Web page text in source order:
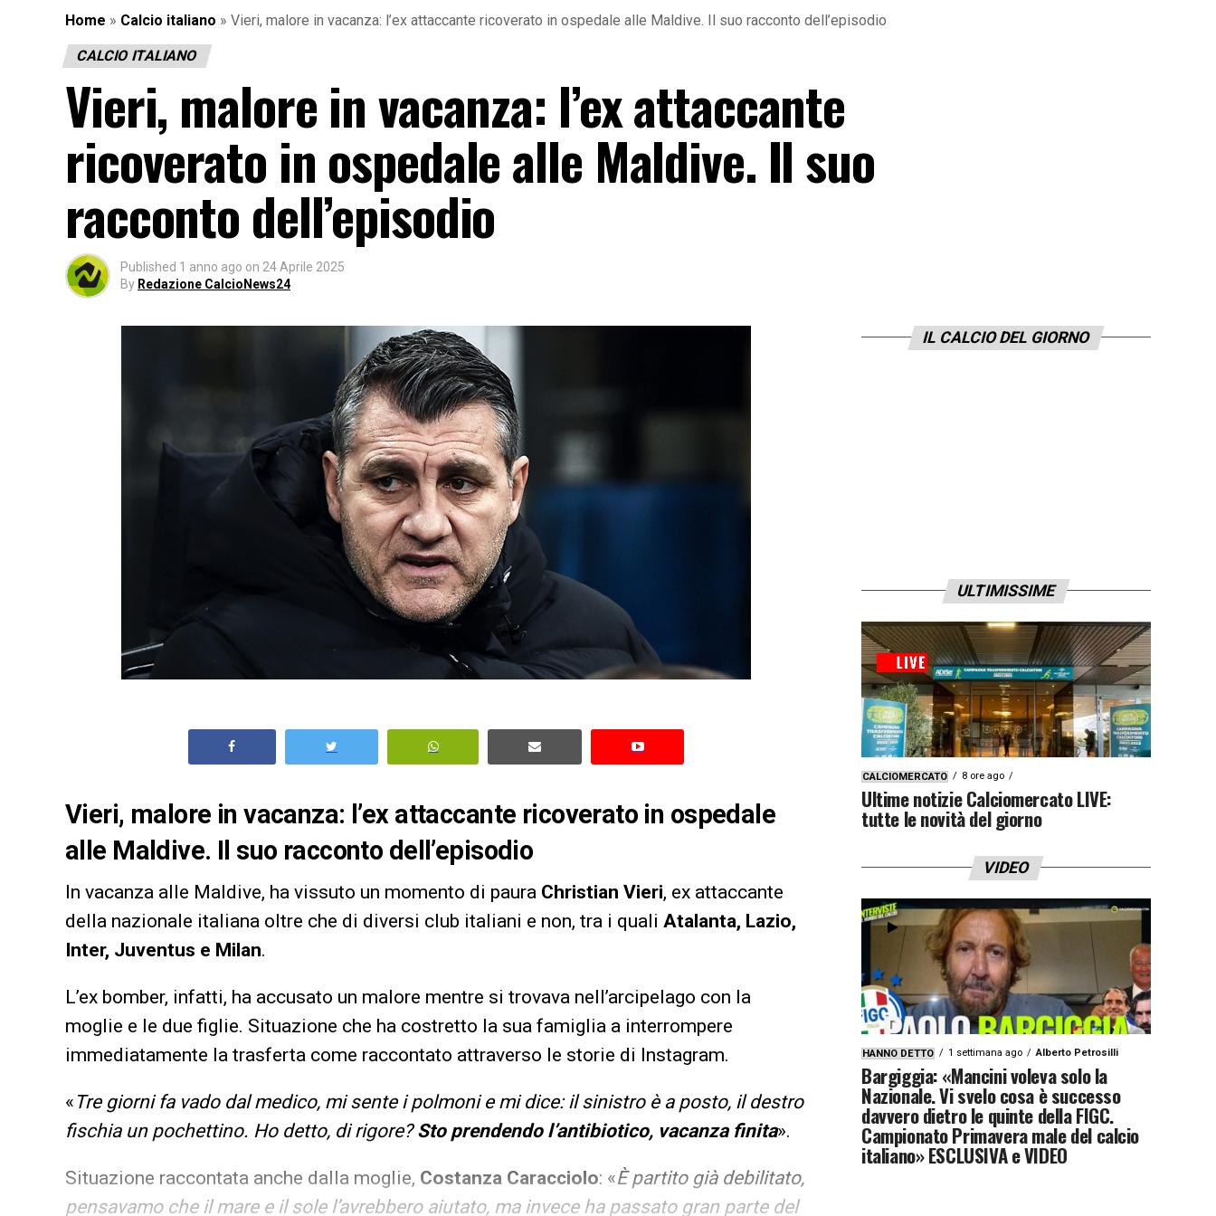
Home » Calcio italiano » Vieri, malore in vacanza: l’ex attaccante ricoverato in ospedale alle Maldive. Il suo racconto dell’episodio
CALCIO ITALIANO
Vieri, malore in vacanza: l’ex attaccante
ricoverato in ospedale alle Maldive. Il suo
racconto dell’episodio
Published 1 anno ago on 24 Aprile 2025
By Redazione CalcioNews24
Vieri, malore in vacanza: l’ex attaccante ricoverato in ospedale
alle Maldive. Il suo racconto dell’episodio
In vacanza alle Maldive, ha vissuto un momento di paura Christian Vieri, ex attaccante
della nazionale italiana oltre che di diversi club italiani e non, tra i quali Atalanta, Lazio,
Inter, Juventus e Milan.
L’ex bomber, infatti, ha accusato un malore mentre si trovava nell’arcipelago con la
moglie e le due figlie. Situazione che ha costretto la sua famiglia a interrompere
immediatamente la trasferta come raccontato attraverso le storie di Instagram.
« Tre giorni fa vado dal medico, mi sente i polmoni e mi dice: il sinistro è a posto, il destro
fischia un pochettino. Ho detto, di rigore?Sto prendendo l’antibiotico, vacanza finita».
Situazione raccontata anche dalla moglie, Costanza Caracciolo: «È partito già debilitato,
pensavamo che il mare e il sole l’avrebbero aiutato, ma invece ha passato gran parte del
IL CALCIO DEL GIORNO
ULTIMISSIME
CALCIOMERCATO 8 ore ago
Ultime notizie Calciomercato LIVE:
tutte le novità del giorno
VIDEO
HANNO DETTO 1 settimana ago Alberto Petrosilli
Bargiggia: «Mancini voleva solo la
Nazionale. Vi svelo cosa è successo
davvero dietro le quinte della FIGC.
Campionato Primavera male del calcio
italiano» ESCLUSIVA e VIDEO